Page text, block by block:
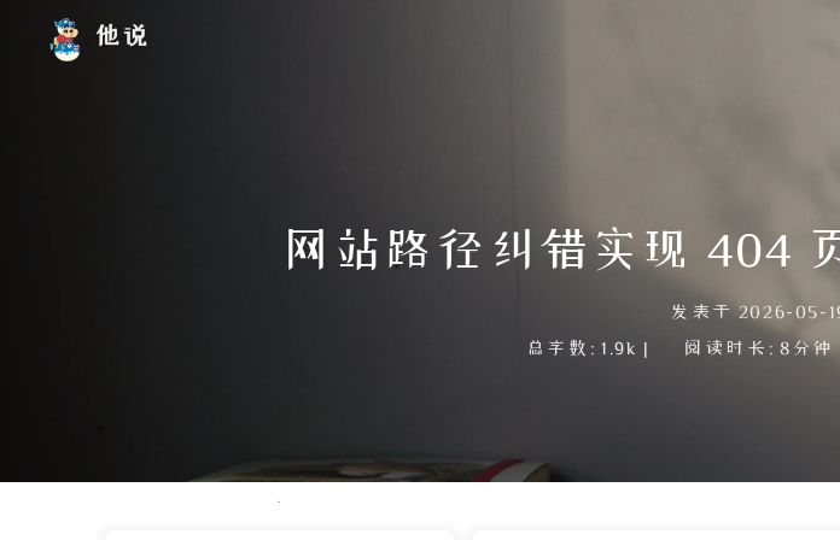
他说
网站路径纠错实现 404
发表于 2026-05-
总字数: 1.9k | 阅读时长: 8分钟